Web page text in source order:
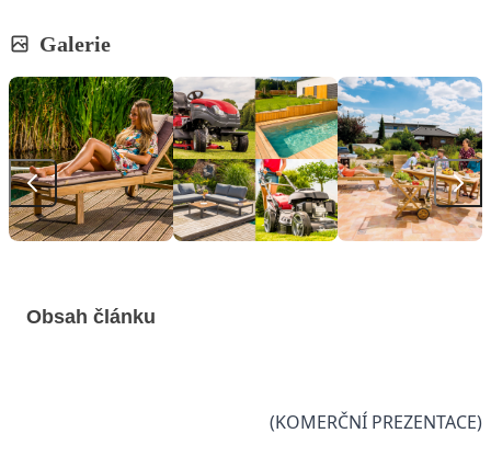
Galerie
Obsah článku
(KOMERČNÍ PREZENTACE)